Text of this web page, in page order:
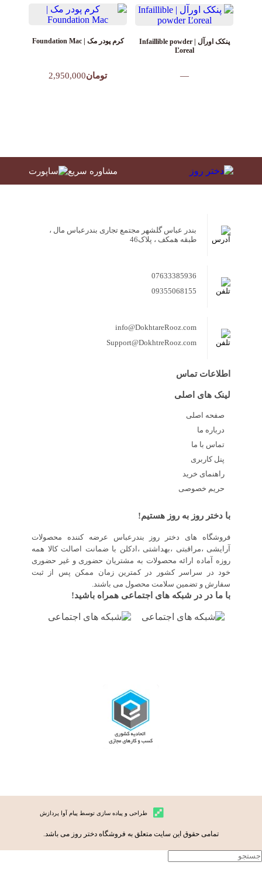
پنکک اورآل | Infaillible powder
Ľoreal
—
کرم پودر مک | Foundation Mac
تومان2,950,000
مشاوره سریع
بندر عباس گلشهر مجتمع تجاری بندرعباس مال ،
طبقه همکف ، پلاک46
07633385936
09355068155
info@DokhtareRooz.com
Support@DokhtreRooz.com
اطلاعات تماس
لینک های اصلی
صفحه اصلی
درباره ما
تماس با ما
پنل کاربری
راهنمای خرید
حریم خصوصی
با دختر روز به روز هستیم!
فروشگاه های دختر روز بندرعباس عرضه کننده محصولات
آرایشی ،مراقبتی ،بهداشتی ،ادکلن با ضمانت اصالت کالا همه
روزه آماده ارائه محصولات به مشتریان حضوری و غیر حضوری
خود در سراسر کشور در کمترین زمان ممکن پس از ثبت
سفارش و تضمین سلامت محصول می باشند.
با ما در در شبکه های اجتماعی همراه باشید!
طراحی و پیاده سازی توسط پیام آوا پردازش
تمامی حقوق این سایت متعلق به فروشگاه دختر روز می باشد.